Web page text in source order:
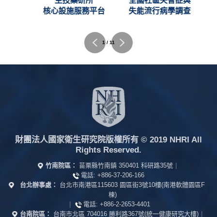
核心設施服務平台
失能流行病學調查
1 / 11
財團法人國家衛生研究院版權所有 © 2019 NHRI All
Rights Reserved.
竹南院區： 苗栗縣竹南鎮 350401 科研路35號 |
電話: +886-37-206-166
台北辦事處：
台北市南港區115603 園區街3號10樓(南港軟體園區F
棟)
|
電話: +886-2-2653-4401
台南院區：
台南市北區 704016 勝利路367號(統一健康研究大樓) |